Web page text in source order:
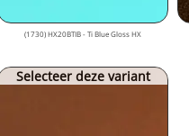
(1730) HX20BTIB - Ti Blue Gloss HX
Selecteer deze variant